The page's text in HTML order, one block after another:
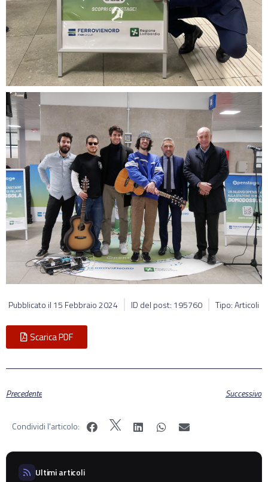
Pubblicato il 15 Febbraio 2024 ID del post: 195760 Tipo: Articoli
Scarica PDF
Precedente Successivo
Condividi l'articolo:
Ultimi articoli